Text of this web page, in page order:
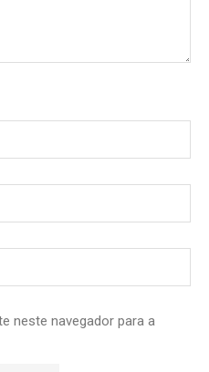
neste navegador para a